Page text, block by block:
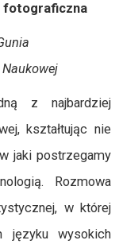
fotograficzna
z najbardziej
kształtując nie
jaki postrzegamy
Rozmowa
w której
języku wysokich